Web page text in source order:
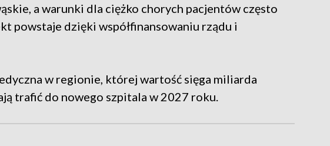
a warunki dla ciężko chorych pacjentów często
powstaje dzięki współfinansowaniu rządu i
w regionie, której wartość sięga miliarda
trafić do nowego szpitala w 2027 roku.